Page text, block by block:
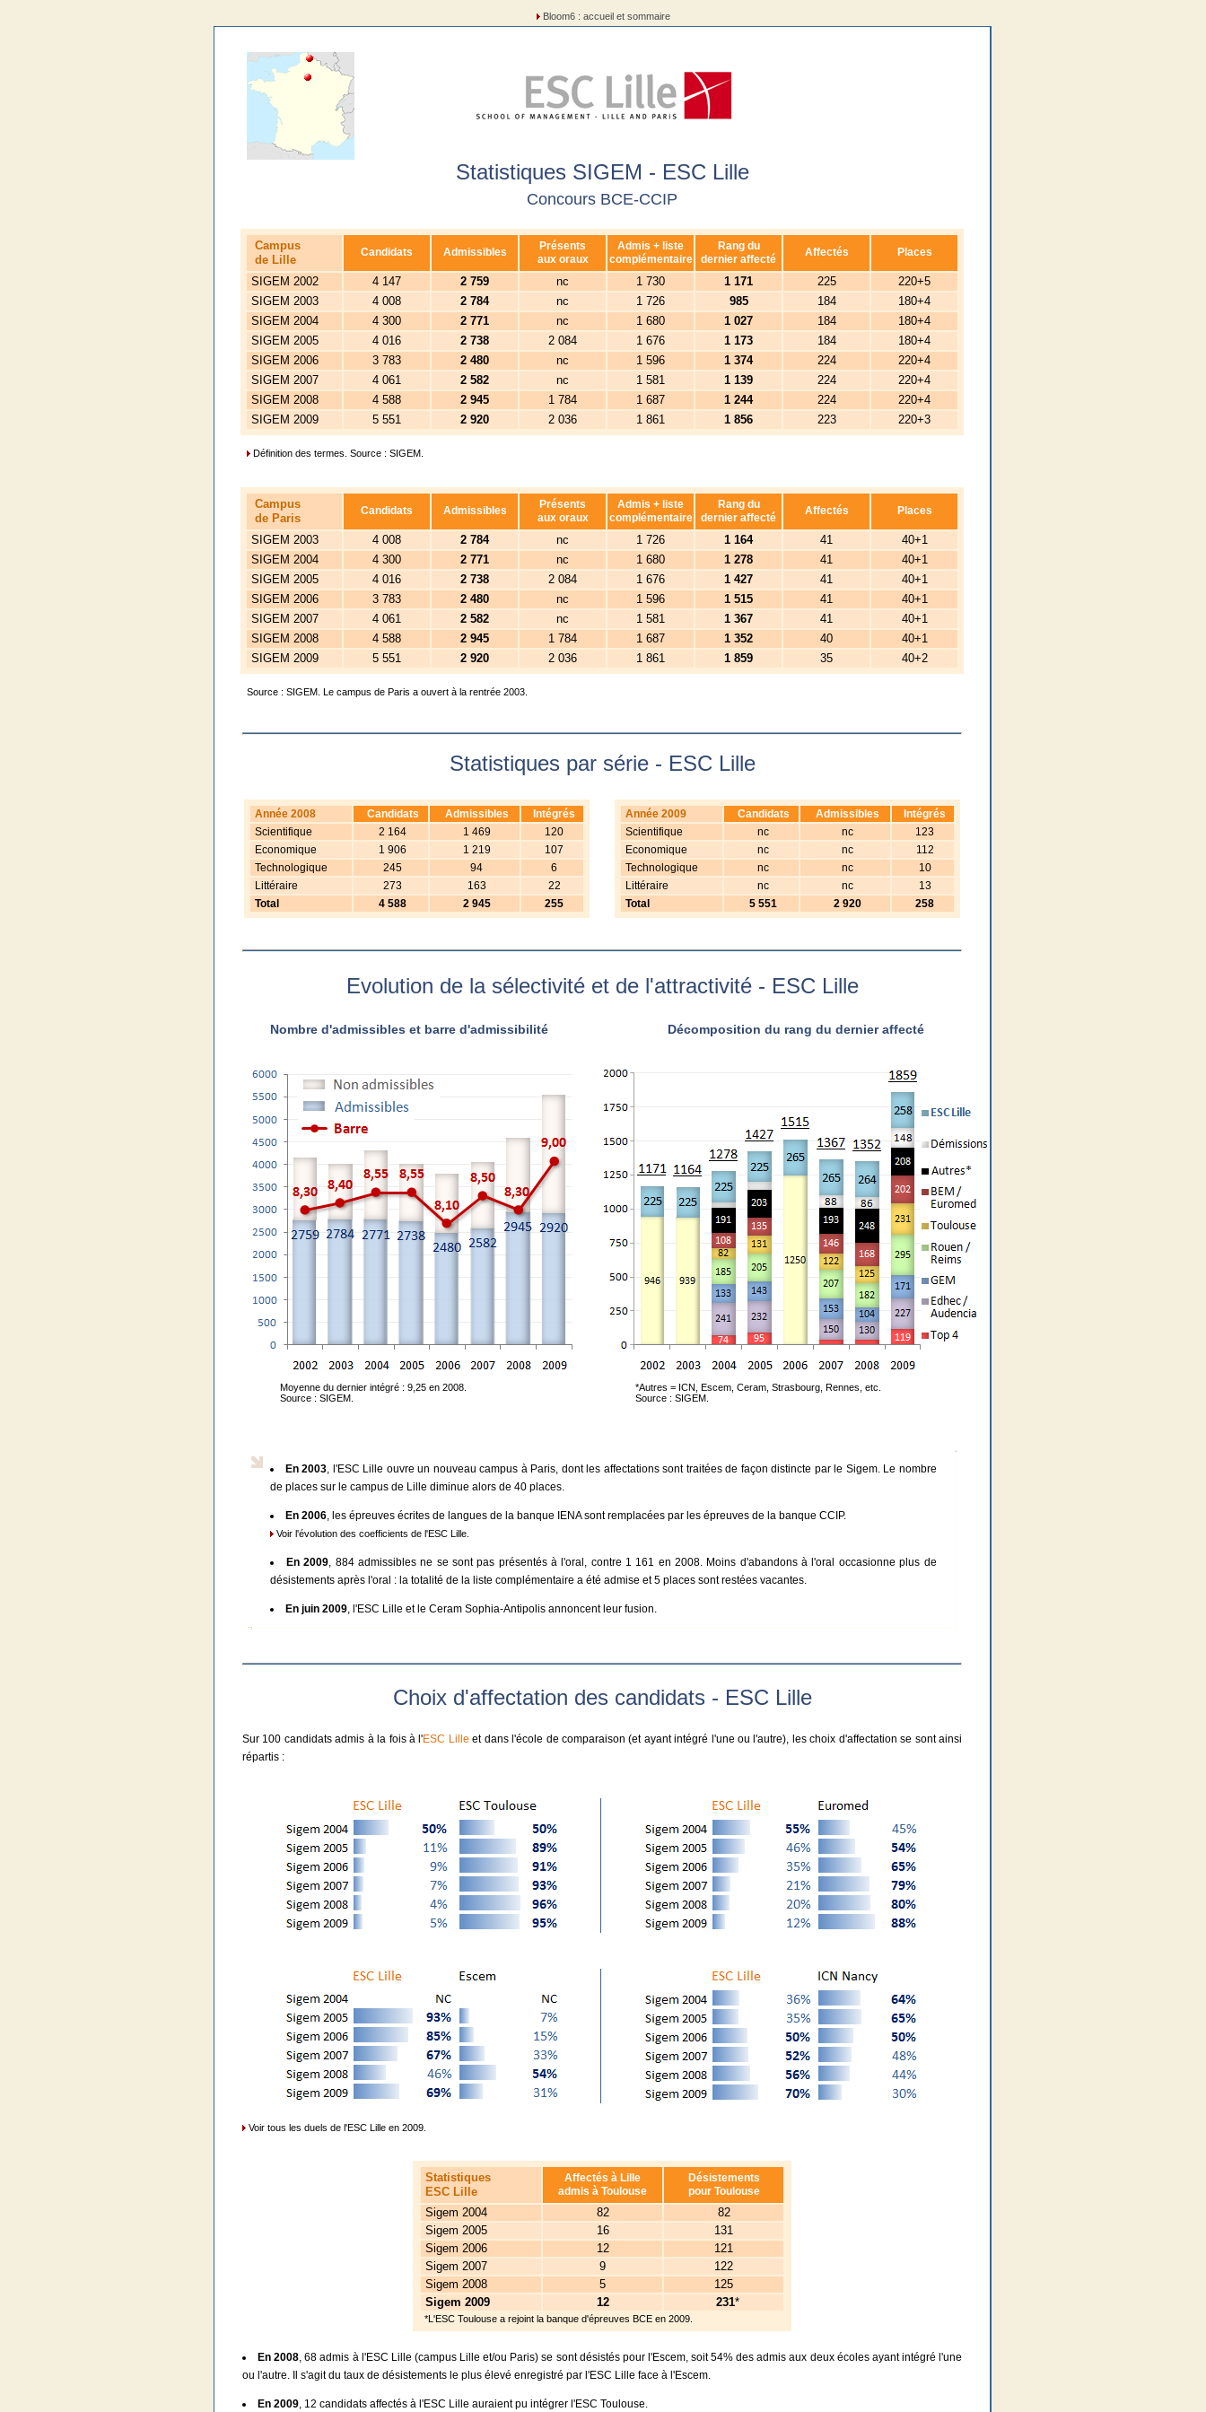
Bloom6 : accueil et sommaire
Statistiques SIGEM - ESC Lille
Concours BCE-CCIP
Campus
de Lille
Candidats Admissibles
Présents
aux oraux
Admis + liste
complémentaire
Rang du
dernier affecté
Affectés Places
SIGEM 2002 4 147 2 759 nc 1 730 1 171 225
220+5
SIGEM 2003
4 008 2 784 nc 1 726 985 184
180+4
SIGEM 2004
4 300 2 771 nc 1 680 1 027 184
180+4
SIGEM 2005
4 016 2 738 2 084 1 676 1 173 184
180+4
SIGEM 2006
3 783 2 480 nc 1 596 1 374 224
220+4
SIGEM 2007
4 061 2 582 nc 1 581 1 139 224
220+4
SIGEM 2008
4 588 2 945 1 784 1 687 1 244 224
220+4
SIGEM 2009
5 551 2 920 2 036 1 861 1 856 223 220+3
Définition des termes . Source : SIGEM.
Campus
de Paris
Candidats Admissibles
Présents
aux oraux
Admis + liste
complémentaire
Rang du
dernier affecté
Affectés Places
SIGEM 2003 4 008 2 784 nc 1 726 1 164 41
40+1
SIGEM 2004
4 300 2 771 nc 1 680 1 278 41
40+1
SIGEM 2005
4 016 2 738 2 084 1 676 1 427 41
40+1
SIGEM 2006
3 783 2 480 nc 1 596 1 515 41
40+1
SIGEM 2007
4 061 2 582 nc 1 581 1 367 41
40+1
SIGEM 2008
4 588 2 945 1 784 1 687 1 352 40
40+1
SIGEM 2009
5 551 2 920 2 036 1 861 1 859 35 40+2
Source : SIGEM. Le campus de Paris a ouvert à la rentrée 2003.
Statistiques par série - ESC Lille
Année 2008 Candidats Admissibles
Intégrés
Scientifique
2 164 1 469
120
Economique
1 906 1 219
107
Technologique
245 94
6
Littéraire
273 163
22
Total
4 588 2 945 255
Année 2009 Candidats Admissibles
Intégrés
Scientifique
nc nc
123
Economique
nc nc
112
Technologique
nc nc
10
Littéraire
nc nc
13
Total
5 551 2 920 258
Evolution de la sélectivité et de l'attractivité - ESC Lille
Nombre d'admissibles et barre d'admissibilité Décomposition du rang du dernier affecté
Moyenne du dernier intégré : 9,25 en 2008.
Source : SIGEM.
*Autres = ICN, Escem, Ceram, Strasbourg, Rennes, etc.
Source : SIGEM.
En 2003, l'ESC Lille ouvre un nouveau campus à Paris, dont les affectations sont traitées de façon distincte par le Sigem. Le nombre
de places sur le campus de Lille diminue alors de 40 places.
En 2006, les épreuves écrites de langues de la banque IENA sont remplacées par les épreuves de la banque CCIP.
Voir l'évolution des coefficients de l'ESC Lille.
En 2009, 884 admissibles ne se sont pas présentés à l'oral, contre 1 161 en 2008. Moins d'abandons à l'oral occasionne plus de
désistements après l'oral : la totalité de la liste complémentaire a été admise et 5 places sont restées vacantes.
En juin 2009, l'ESC Lille et le Ceram Sophia-Antipolis annoncent leur fusion.
Choix d'affectation des candidats - ESC Lille
Sur 100 candidats admis à la fois à l'ESC Lille et dans l'école de comparaison (et ayant intégré l'une ou l'autre), les choix d'affectation se sont ainsi
répartis :
Voir tous les duels de l'ESC Lille en 2009.
Statistiques
ESC Lille
Affectés à Lille
admis à Toulouse
Désistements
pour Toulouse
Sigem 2004 82
82
Sigem 2005
16
131
Sigem 2006
12
121
Sigem 2007
9
122
Sigem 2008
5
125
Sigem 2009
12 231*
*L'ESC Toulouse a rejoint la banque d'épreuves BCE en 2009.
En 2008, 68 admis à l'ESC Lille (campus Lille et/ou Paris) se sont désistés pour l'Escem, soit 54% des admis aux deux écoles ayant intégré l'une
ou l'autre. Il s'agit du taux de désistements le plus élevé enregistré par l'ESC Lille face à l'Escem.
En 2009, 12 candidats affectés à l'ESC Lille auraient pu intégrer l'ESC Toulouse.